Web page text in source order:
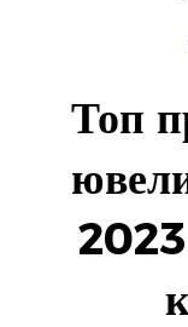
Топ
2023